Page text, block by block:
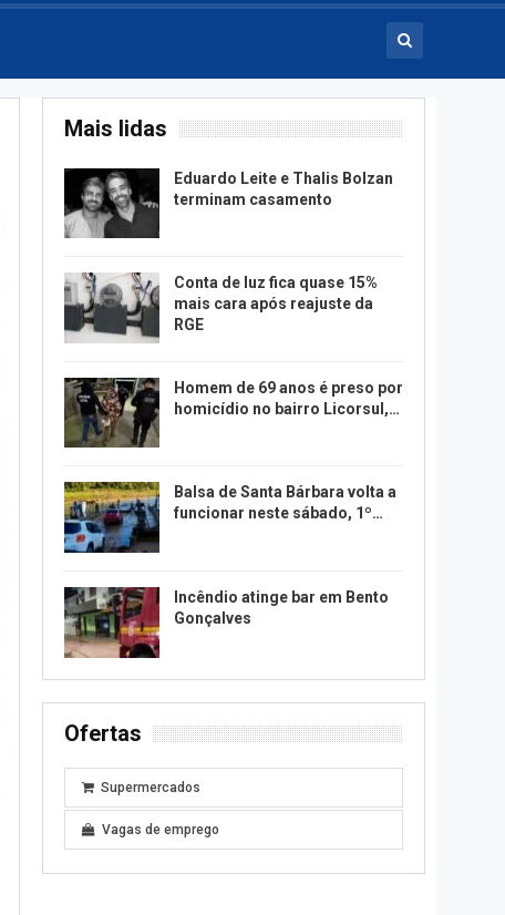
Mais lidas
Eduardo Leite e Thalis Bolzan
terminam casamento
Conta de luz fica quase 15%
mais cara após reajuste da
RGE
Homem de 69 anos é preso por
homicídio no bairro Licorsul,…
Balsa de Santa Bárbara volta a
funcionar neste sábado, 1º…
Incêndio atinge bar em Bento
Gonçalves
Ofertas
Supermercados
Vagas de emprego